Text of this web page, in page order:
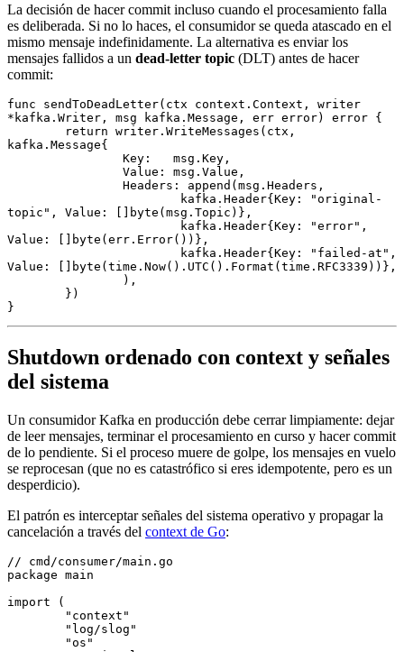
La decisión de hacer commit incluso cuando el procesamiento falla
es deliberada. Si no lo haces, el consumidor se queda atascado en el
mismo mensaje indefinidamente. La alternativa es enviar los
mensajes fallidos a un dead-letter topic (DLT) antes de hacer
commit:
func sendToDeadLetter(ctx context . Context
* kafka . Writer , msg kafka . Message , err error) error {
	return
writer. WriteMessages
kafka . Message{
		Key:   msg.Key,
		Value: msg.Value,
		Headers:
append (msg.Headers,
			kafka
. Header{Key:
"original-
topic" , Value: [] byte (msg.Topic)},
			kafka
. Header{Key: "error" ,
Value: []
byte (err. Error())},
			kafka
. Header{Key: "failed-at" ,
Value: []
byte (time. Now(). UTC (). Format (time.RFC3339))},
		),
	})
}
Shutdown ordenado con context y señales
del sistema
Un consumidor Kafka en producción debe cerrar limpiamente: dejar
de leer mensajes, terminar el procesamiento en curso y hacer commit
de lo pendiente. Si el proceso muere de golpe, los mensajes en vuelo
se reprocesan (que no es catastrófico si eres idempotente, pero es un
desperdicio).
El patrón es interceptar señales del sistema operativo y propagar la
cancelación a través del context de Go:
// cmd/consumer/main.go
package main
import (
	"context"
	"log/slog"
	"os"